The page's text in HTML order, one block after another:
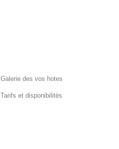
Galerie des vos hotes
Tarifs et disponibilités